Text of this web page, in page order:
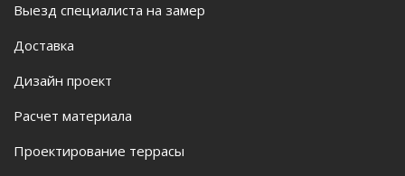
Выезд специалиста на замер
Доставка
Дизайн проект
Расчет материала
Проектирование террасы